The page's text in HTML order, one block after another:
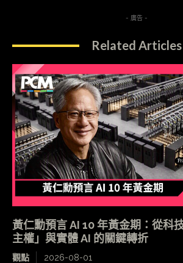
- 廣告 -
Related Articles
黃仁勳預言 AI 10 年黃金期：從科
主權」與實體 AI 的關鍵轉折
觀點 2026-08-01